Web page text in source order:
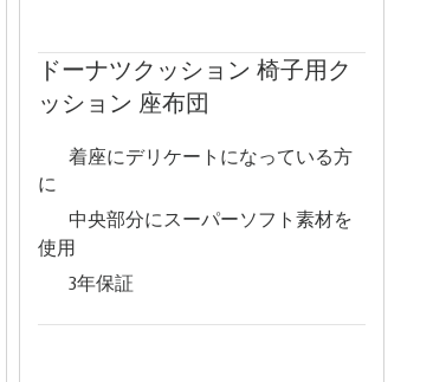
ドーナツクッション 椅子用ク
ッション 座布団
着座にデリケートになっている方
に
中央部分にスーパーソフト素材を
使用
3年保証